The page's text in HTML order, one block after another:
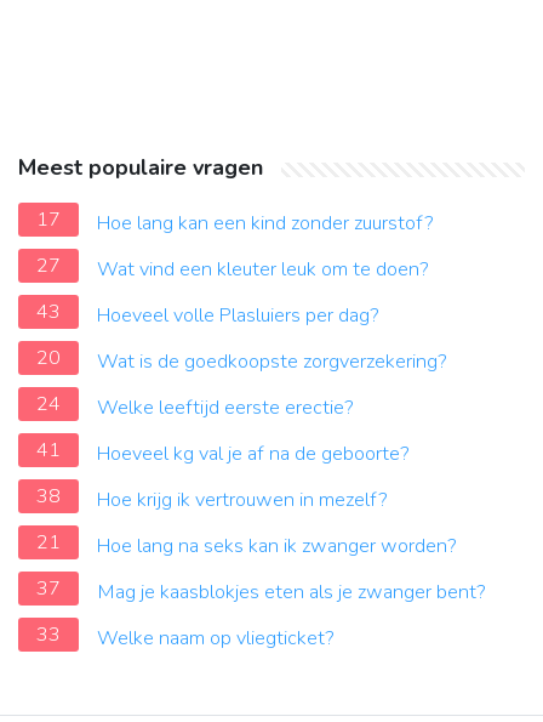
Meest populaire vragen
17
Hoe lang kan een kind zonder zuurstof?
27
Wat vind een kleuter leuk om te doen?
43
Hoeveel volle Plasluiers per dag?
20
Wat is de goedkoopste zorgverzekering?
24
Welke leeftijd eerste erectie?
41
Hoeveel kg val je af na de geboorte?
38
Hoe krijg ik vertrouwen in mezelf?
21
Hoe lang na seks kan ik zwanger worden?
37
Mag je kaasblokjes eten als je zwanger bent?
33
Welke naam op vliegticket?